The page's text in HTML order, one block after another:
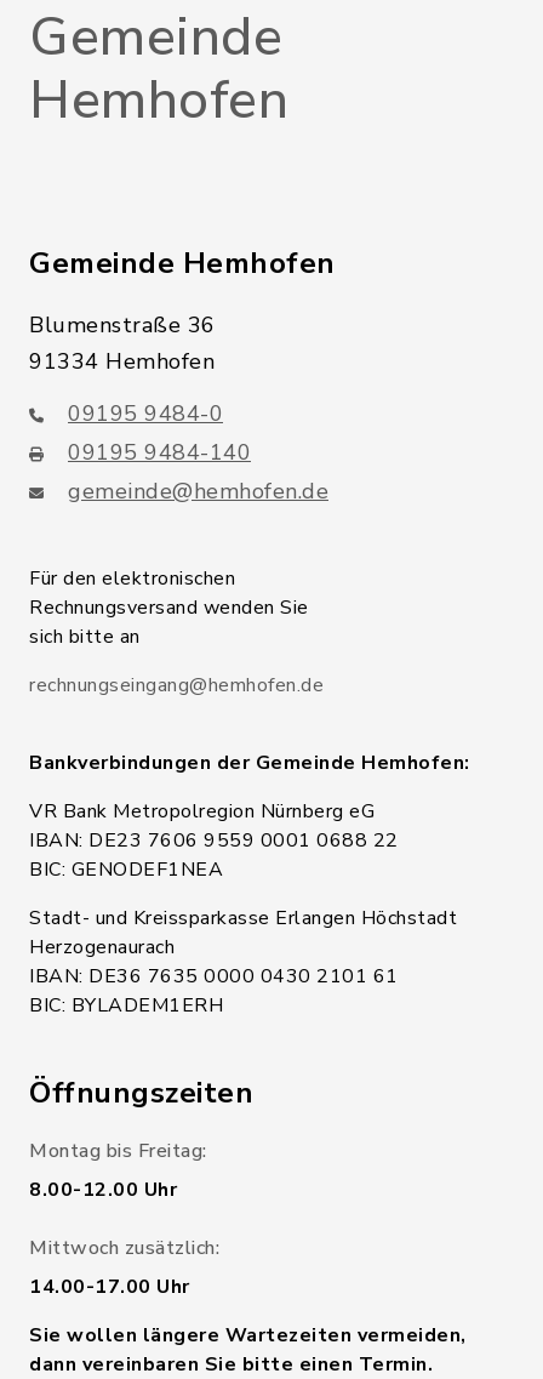
Gemeinde
Hemhofen
Gemeinde Hemhofen
Blumenstraße 36
91334 Hemhofen
09195 9484-0
09195 9484-140
gemeinde@hemhofen.de
Für den elektronischen
Rechnungsversand wenden Sie
sich bitte an
rechnungseingang@hemhofen.de
Bankverbindungen der Gemeinde Hemhofen:
VR Bank Metropolregion Nürnberg eG
IBAN: DE23 7606 9559 0001 0688 22
BIC: GENODEF1NEA
Stadt- und Kreissparkasse Erlangen Höchstadt
Herzogenaurach
IBAN: DE36 7635 0000 0430 2101 61
BIC: BYLADEM1ERH
Öffnungszeiten
Montag bis Freitag:
8.00-12.00 Uhr
Mittwoch zusätzlich:
14.00-17.00 Uhr
Sie wollen längere Wartezeiten vermeiden,
dann vereinbaren Sie bitte einen Termin.